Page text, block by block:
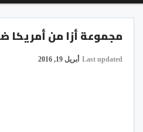
مجموعة أزا من أمريكا
Last updated أبريل 19, 2016